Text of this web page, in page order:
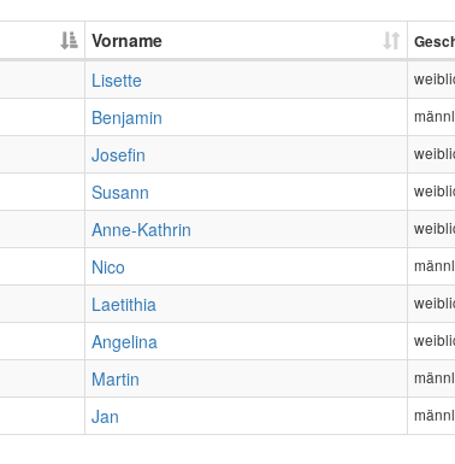
Vorname
Lisette
Benjamin
Josefin
Susann
Anne-Kathrin
Nico
Laetithia
Angelina
Martin
Jan